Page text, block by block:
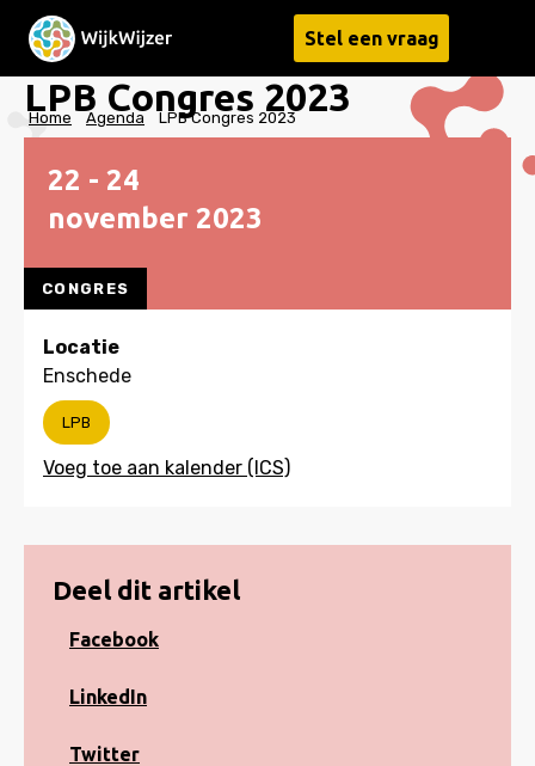
Stel een vraag
Home Agenda LPB Congres 2023
LPB Congres 2023
22 - 24
november 2023
CONGRES
Locatie
Enschede
LPB
Deel dit artikel
Share
Facebook
Facebook
Share
LinkedIn
LinkedIn
Share
Twitter